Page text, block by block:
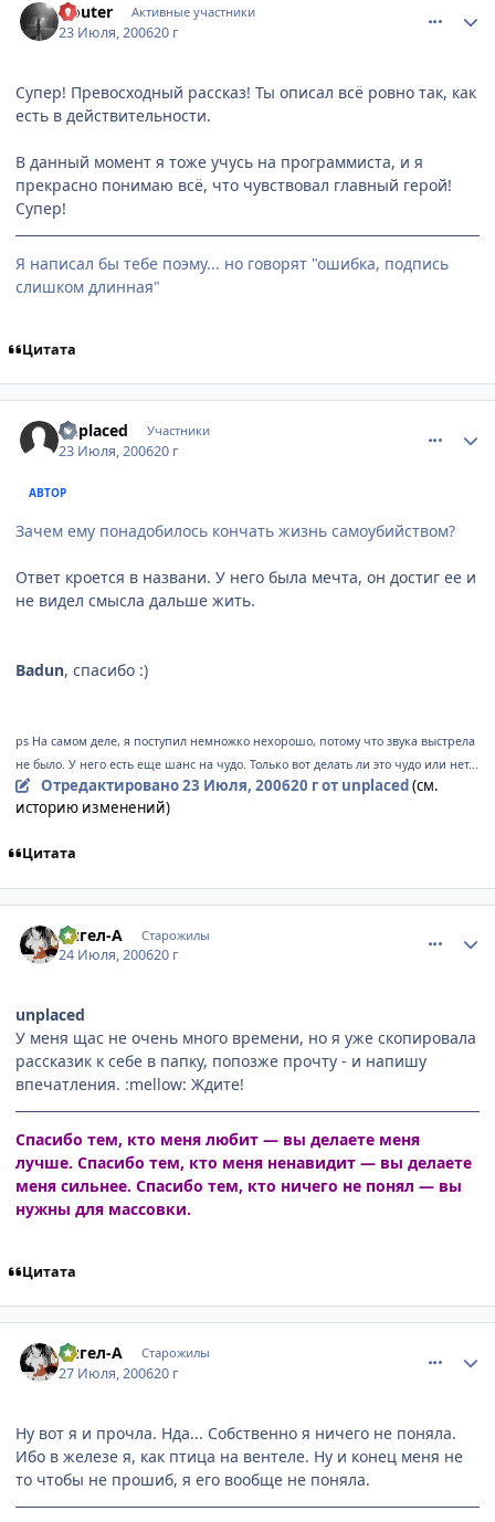
Nouter Активные участники
23 Июля, 200620 г
Супер! Превосходный рассказ! Ты описал всё ровно так, как
есть в действительности.
В данный момент я тоже учусь на программиста, и я
прекрасно понимаю всё, что чувствовал главный герой!
Супер!
Я написал бы тебе поэму... но говорят "ошибка, подпись
слишком длинная"
Цитата
unplaced Участники
23 Июля, 200620 г
АВТОР
Зачем ему понадобилось кончать жизнь самоубийством?
Ответ кроется в названи. У него была мечта, он достиг ее и
не видел смысла дальше жить.
Badun, спасибо :)
ps На самом деле, я поступил немножко нехорошо, потому что звука выстрела
не было. У него есть еще шанс на чудо. Только вот делать ли это чудо или нет...
Отредактировано23 Июля, 200620 гот unplaced(см.
историю изменений)
Цитата
Ангел-А Старожилы
24 Июля, 200620 г
unplaced
У меня щас не очень много времени, но я уже скопировала
рассказик к себе в папку, попозже прочту - и напишу
впечатления. :mellow: Ждите!
Спасибо тем, кто меня любит — вы делаете меня
лучше. Спасибо тем, кто меня ненавидит — вы делаете
меня сильнее. Спасибо тем, кто ничего не понял — вы
нужны для массовки.
Цитата
Ангел-А Старожилы
27 Июля, 200620 г
Ну вот я и прочла. Нда... Собственно я ничего не поняла.
Ибо в железе я, как птица на вентеле. Ну и конец меня не
то чтобы не прошиб, я его вообще не поняла.